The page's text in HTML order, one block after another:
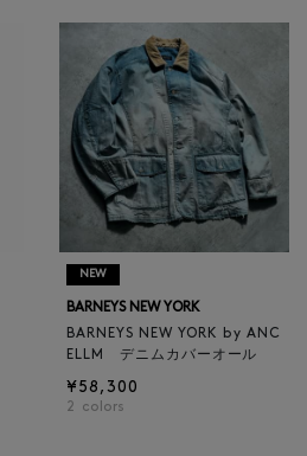
NEW
BARNEYS NEW YORK
BARNEYS NEW YORK by ANC
ELLM デニムカバーオール
¥58,300
2 colors